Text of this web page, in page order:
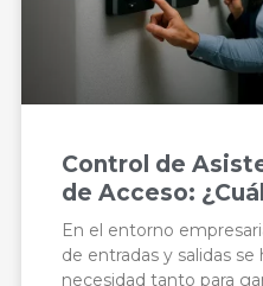
Control de
de Acceso:
En el entorno
de entradas y salidas
necesidad tanto para